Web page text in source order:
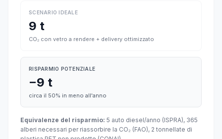
SCENARIO IDEALE
9 t
CO₂ con vetro a rendere + delivery ottimizzato
RISPARMIO POTENZIALE
−9 t
circa il 50% in meno all'anno
Equivalenze del risparmio: 5 auto diesel/anno (ISPRA), 365
alberi necessari per riassorbire la CO₂ (FAO), 2 tonnellate di